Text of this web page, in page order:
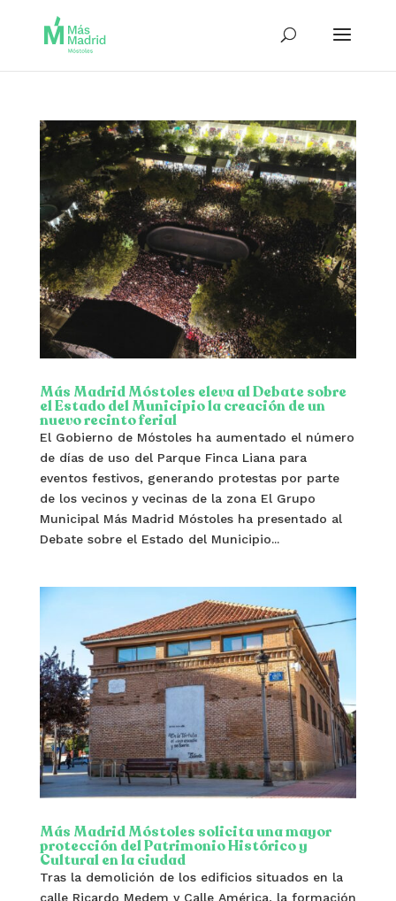
Más Madrid Móstoles eleva al Debate sobre
el Estado del Municipio la creación de un
nuevo recinto ferial
El Gobierno de Móstoles ha aumentado el número
de días de uso del Parque Finca Liana para
eventos festivos, generando protestas por parte
de los vecinos y vecinas de la zona El Grupo
Municipal Más Madrid Móstoles ha presentado al
Debate sobre el Estado del Municipio...
Más Madrid Móstoles solicita una mayor
protección del Patrimonio Histórico y
Cultural en la ciudad
Tras la demolición de los edificios situados en la
calle Ricardo Medem y Calle América, la formación